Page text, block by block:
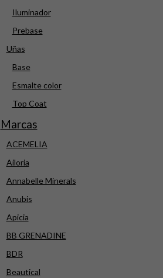
Iluminador
Prebase
Uñas
Base
Esmalte color
Top Coat
Marcas
ACEMELIA
Ailoria
Annabelle Minerals
Anubis
Apicia
BB GRENADINE
BDR
Beautical